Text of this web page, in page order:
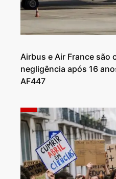
Airbus e Air France são
negligência após 16
AF447